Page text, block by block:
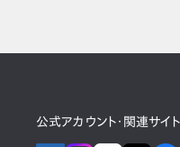
公式アカウント・関連サイト